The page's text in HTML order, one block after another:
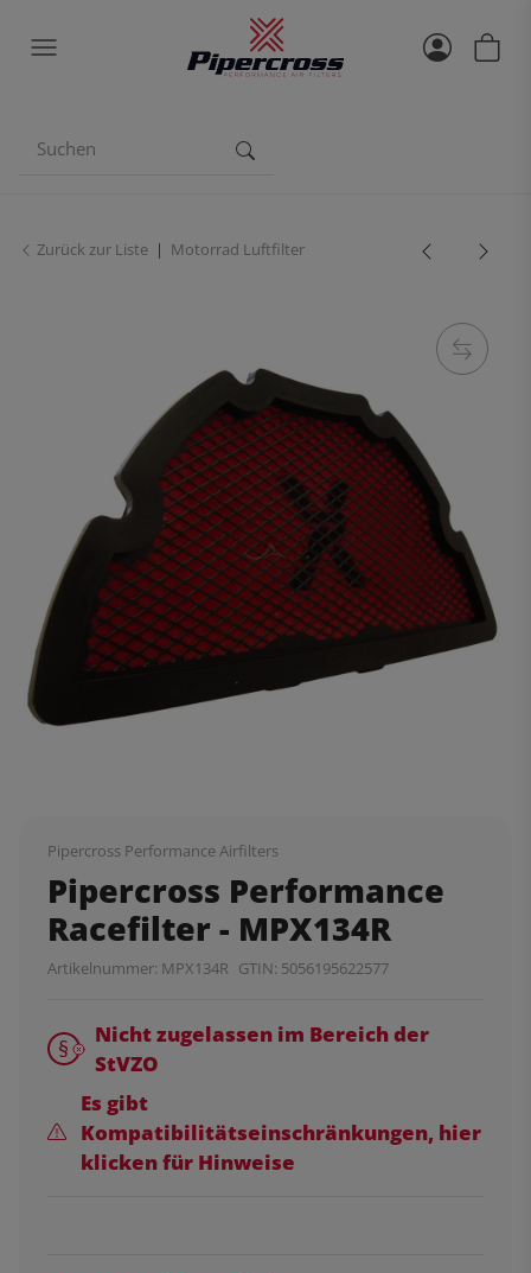
Zurück zur Liste Motorrad Luftfilter
Pipercross Performance Airfilters
Pipercross Performance
Racefilter - MPX134R
Artikelnummer: MPX134R GTIN: 5056195622577
Nicht zugelassen im Bereich der
StVZO
Es gibt
Kompatibilitätseinschränkungen, hier
klicken für Hinweise